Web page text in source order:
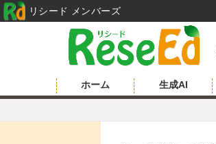
ホーム 生成AI
リシード メンバーズ